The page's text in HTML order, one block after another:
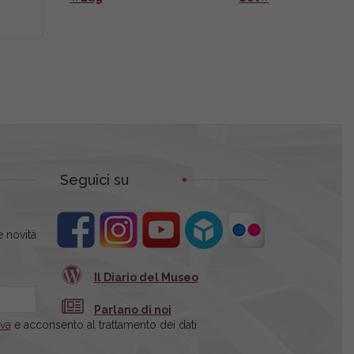
novità
e acconsento al trattamento dei dati
Seguici su
Il Diario del Museo
Parlano di noi